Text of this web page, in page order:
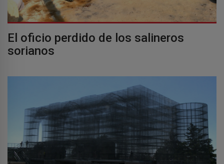
El oficio perdido de los salineros
sorianos